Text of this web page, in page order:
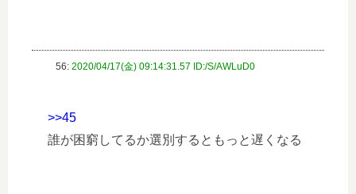
56: 2020/04/17(金) 09:14:31.57 ID:/S/AWLuD0
>>45
誰が困窮してるか選別するともっと遅くなる